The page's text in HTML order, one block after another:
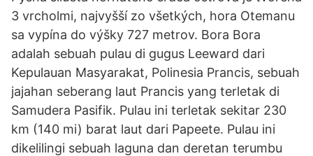
3 vrcholmi, najvyšší zo všetkých, hora Otemanu
sa vypína do výšky 727 metrov. Bora Bora
adalah sebuah pulau di gugus Leeward dari
Kepulauan Masyarakat, Polinesia Prancis, sebuah
jajahan seberang laut Prancis yang terletak di
Samudera Pasifik. Pulau ini terletak sekitar 230
km (140 mi) barat laut dari Papeete. Pulau ini
dikelilingi sebuah laguna dan deretan terumbu